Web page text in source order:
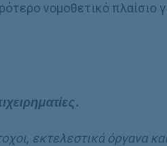
νομοθετικό πλαίσιο
εκτελεστικά όργανα και